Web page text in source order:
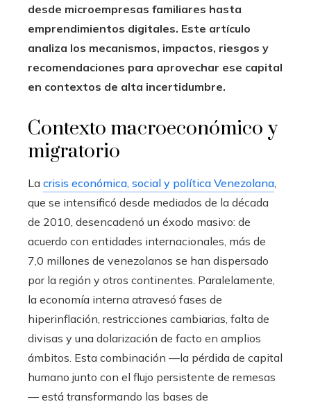
desde microempresas familiares hasta
emprendimientos digitales. Este artículo
analiza los mecanismos, impactos, riesgos y
recomendaciones para aprovechar ese capital
en contextos de alta incertidumbre.
Contexto macroeconómico y
migratorio
La crisis económica, social y política Venezolana
que se intensificó desde mediados de la década
de 2010, desencadenó un éxodo masivo: de
acuerdo con entidades internacionales, más de
7,0 millones de venezolanos se han dispersado
por la región y otros continentes. Paralelamente,
la economía interna atravesó fases de
hiperinflación, restricciones cambiarias, falta de
divisas y una dolarización de facto en amplios
ámbitos. Esta combinación —la pérdida de capital
humano junto con el flujo persistente de remesas
— está transformando las bases de